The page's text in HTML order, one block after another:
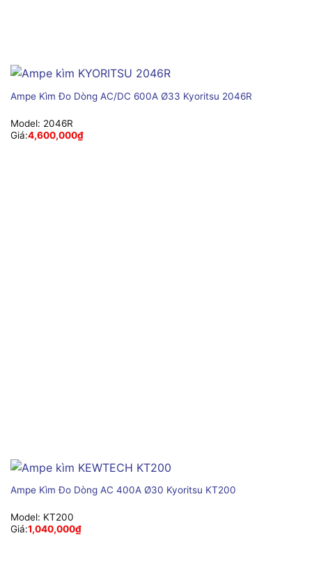
Ampe Kìm Đo Dòng AC/DC 600A Ø33 Kyoritsu 2046R
Model: 2046R
Giá:4,600,000₫
Ampe Kìm Đo Dòng AC 400A Ø30 Kyoritsu KT200
Model: KT200
Giá:1,040,000₫